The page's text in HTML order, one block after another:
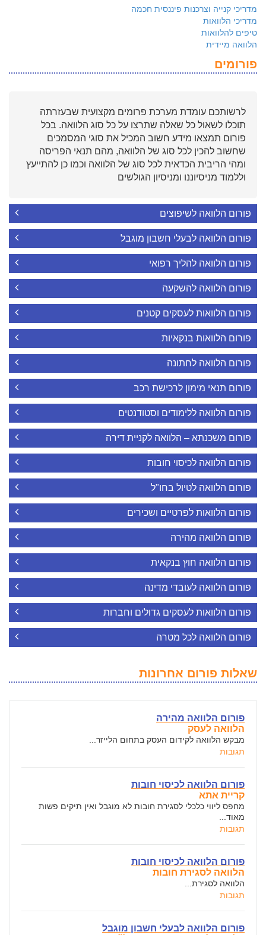
מדריכי קנייה וצרכנות פיננסית חכמה
מדריכי הלוואות
טיפים להלוואות
הלוואה מיידית
פורומים
לרשותכם עומדת מערכת פרומים מקצועית שבעזרתה
תוכלו לשאול כל שאלה שתרצו על כל סוג הלוואה. בכל
פורום תמצאו מידע חשוב המכיל את סוגי המסמכים
שחשוב להכין לכל סוג של הלוואה, מהם תנאי הפריסה
ומהי הריבית הכדאית לכל סוג של הלוואה וכמו כן להתייעץ
וללמוד מניסיוננו ומניסיון הגולשים
פורום הלוואה לשיפוצים
פורום הלוואה לבעלי חשבון מוגבל
פורום הלוואה להליך רפואי
פורום הלוואה להשקעה
פורום הלוואות לעסקים קטנים
פורום הלוואות בנקאיות
פורום הלוואה לחתונה
פורום תנאי מימון לרכישת רכב
פורום הלוואה ללימודים וסטודנטים
פורום משכנתא – הלוואה לקניית דירה
פורום הלוואה לכיסוי חובות
פורום הלוואה לטיול בחו"ל
פורום הלוואות לפרטיים ושכירים
פורום הלוואה מהירה
פורום הלוואה חוץ בנקאית
פורום הלוואה לעובדי מדינה
פורום הלוואות לעסקים גדולים וחברות
פורום הלוואה לכל מטרה
שאלות פורום אחרונות
פורום הלוואה מהירה
הלוואה לעסק
מבקש הלוואה לקידום העסק בתחום הלייזר...
תגובות
פורום הלוואה לכיסוי חובות
קריית אתא
מחפס ליווי כלכלי לסגירת חובות לא מוגבל ואין תיקים פשות
מאוד...
תגובות
פורום הלוואה לכיסוי חובות
הלוואה לסגירת חובות
הלוואה לסגירת...
תגובות
פורום הלוואה לבעלי חשבון מוגבל